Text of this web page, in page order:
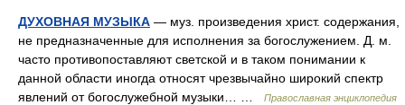
ДУХОВНАЯ МУЗЫКА — муз. произведения христ. содержания,
не предназначенные для исполнения за богослужением. Д. м.
часто противопоставляют светской и в таком понимании к
данной области иногда относят чрезвычайно широкий спектр
явлений от богослужебной музыки… …
Православная энциклопедия